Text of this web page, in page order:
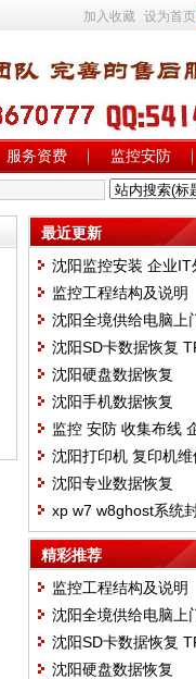
加入收藏 设为首页
服务资费 监控安防
最近更新
沈阳监控安装 企业IT
办事
监控工程结构及说明
沈阳全境供给电脑上
沈阳SD卡数据恢复
恢复
沈阳硬盘数据恢复
沈阳手机数据恢复
监控 安防 收集布线
包
沈阳打印机 复印机
复印机硒鼓 粉盒 可上
沈阳专业数据恢复
xp w7 w8ghost系统
教程 免费分享
精彩推荐
监控工程结构及说明
沈阳全境供给电脑上
沈阳SD卡数据恢复
恢复
沈阳硬盘数据恢复